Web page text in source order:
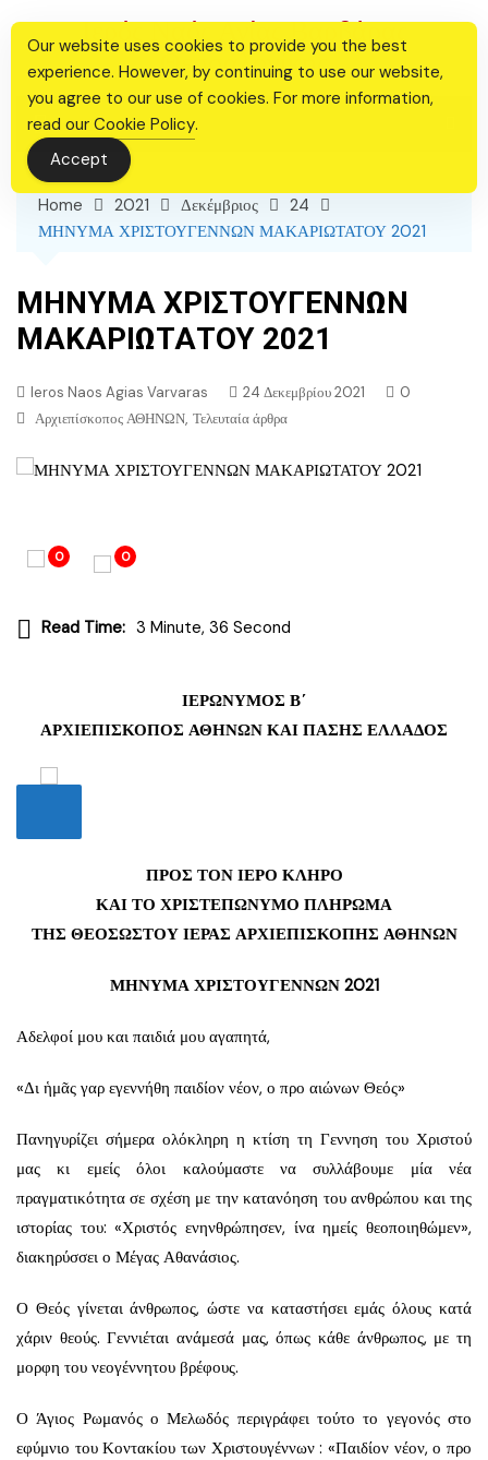
content
Ιερός Ναός Αγίας Βαρβάρας
Θεσσαλονίκης
Home 2021 Δεκέμβριος
24
ΜΗΝΥΜΑ ΧΡΙΣΤΟΥΓΕΝΝΩΝ ΜΑΚΑΡΙΩΤΑΤΟΥ 2021
ΜΗΝΥΜΑ ΧΡΙΣΤΟΥΓΕΝΝΩΝ
ΜΑΚΑΡΙΩΤΑΤΟΥ 2021
Ieros Naos Agias Varvaras 24 Δεκεμβρίου 2021
0
Αρχιεπίσκοπος ΑΘΗΝΩΝ, Τελευταία άρθρα
0 0
Read Time: 3 Minute, 36 Second
ΙΕΡΩΝΥΜΟΣ Β΄
ΑΡΧΙΕΠΙΣΚΟΠΟΣ ΑΘΗΝΩΝ ΚΑΙ ΠΑΣΗΣ ΕΛΛΑΔΟΣ
ΠΡΟΣ ΤΟΝ ΙΕΡΟ ΚΛΗΡΟ
ΚΑΙ ΤΟ ΧΡΙΣΤΕΠΩΝΥΜΟ ΠΛΗΡΩΜΑ
ΤΗΣ ΘΕΟΣΩΣΤΟΥ ΙΕΡΑΣ ΑΡΧΙΕΠΙΣΚΟΠΗΣ ΑΘΗΝΩΝ
ΜΗΝΥΜΑ ΧΡΙΣΤΟΥΓΕΝΝΩΝ 2021
Αδελφοί μου και παιδιά μου αγαπητά,
«Δι ἡμᾶς γαρ εγεννήθη παιδίον νέον, ο προ αιώνων Θεός»
Πανηγυρίζει σήμερα ολόκληρη η κτίση τη Γεννηση του Χριστού
μας κι εμείς όλοι καλούμαστε να συλλάβουμε μία νέα
πραγματικότητα σε σχέση με την κατανόηση του ανθρώπου και της
ιστορίας του: «Χριστός ενηνθρώπησεν, ίνα ημείς θεοποιηθώμεν»,
διακηρύσσει ο Μέγας Αθανάσιος.
Ο Θεός γίνεται άνθρωπος, ώστε να καταστήσει εμάς όλους κατά
χάριν θεούς. Γεννιέται ανάμεσά μας, όπως κάθε άνθρωπος, με τη
μορφη του νεογέννητου βρέφους.
Ο Άγιος Ρωμανός ο Μελωδός περιγράφει τούτο το γεγονός στο
εφύμνιο του Κοντακίου των Χριστουγέννων : «Παιδίον νέον, ο προ
Our website uses cookies to provide you the best
experience. However, by continuing to use our website,
you agree to our use of cookies. For more information,
read our Cookie Policy.
Accept